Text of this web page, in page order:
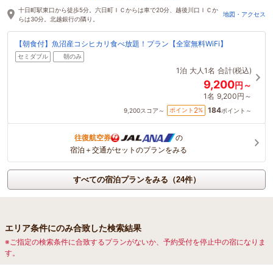
十日町駅東口から徒歩5分。六日町ＩＣからは車で20分、越後川口ＩＣか
らは30分。北越銀行の隣り。
地図・アクセス
【朝食付】魚沼産コシヒカリ食べ放題！プラン【全室無料WiFi】
セミダブル 朝のみ
1泊 大人1名 合計(税込)
9,200円～
1名 9,200円～
9,200スコア～ ポイント 2% 184ポイント～
往復航空券
の
宿泊＋交通がセットのプランをみる
すべての宿泊プランをみる（24件）
エリア条件にのみ合致した検索結果
※ご指定の検索条件に合致するプランがないか、予約受付を停止中の宿になりま
す。